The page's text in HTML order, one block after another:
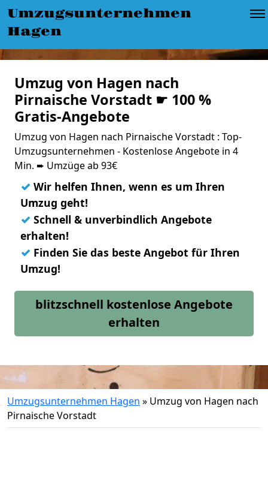
Umzugsunternehmen
Hagen
Umzug von Hagen nach
Pirnaische Vorstadt ☛ 100 %
Gratis-Angebote
Umzug von Hagen nach Pirnaische Vorstadt : Top-
Umzugsunternehmen - Kostenlose Angebote in 4
Min. ➨ Umzüge ab 93€
✓ Wir helfen Ihnen, wenn es um Ihren
Umzug geht!
✓ Schnell & unverbindlich Angebote
erhalten!
✓ Finden Sie das beste Angebot für Ihren
Umzug!
blitzschnell kostenlose Angebote
erhalten
Umzugsunternehmen Hagen » Umzug von Hagen nach
Pirnaische Vorstadt